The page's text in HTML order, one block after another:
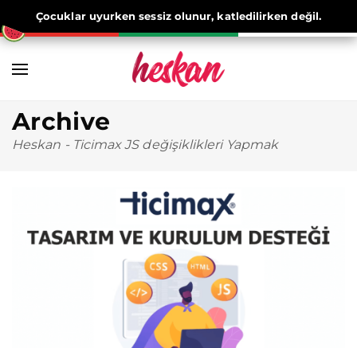
Çocuklar uyurken sessiz olunur, katledilirken değil.
Archive
Heskan - Ticimax JS değişiklikleri Yapmak